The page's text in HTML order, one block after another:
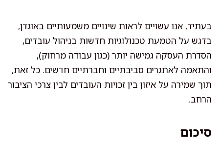
בעתיד, אנו עשויים לראות שינויים משמעותיים באוגדן,
בדגש על הטמעת טכנולוגיות חדשות בניהול עובדים,
הסדרת העסקה גמישה יותר (כגון עבודה מרחוק),
והתאמה לאתגרים סביבתיים וחברתיים חדשים. כל זאת,
תוך שמירה על איזון בין זכויות העובדים לבין צרכי הציבור
הרחב.
סיכום